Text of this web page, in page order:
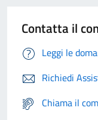
Contatta il
Leggi le
Richiedi
Chiama il